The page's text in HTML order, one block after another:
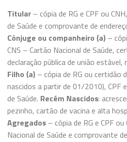
Titular – cópia de RG e CPF ou
de Saúde e comprovante de
Cônjuge ou companheiro (a) –
CNS – Cartão Nacional de Saúde,
declaração pública de união
Filho (a) – cópia de RG ou certidão
nascidos a partir de 01/2010), CPF
de Saúde. Recém Nascidos:
pezinho, cartão de vacina e alta
Agregados – cópia de RG e CPF
Nacional de Saúde e comprovante